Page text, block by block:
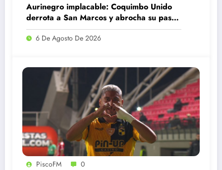
Aurinegro implacable: Coquimbo Unido
derrota a San Marcos y abrocha su paso
a octavos en Copa Chile
6 De Agosto De 2026
PiscoFM 0